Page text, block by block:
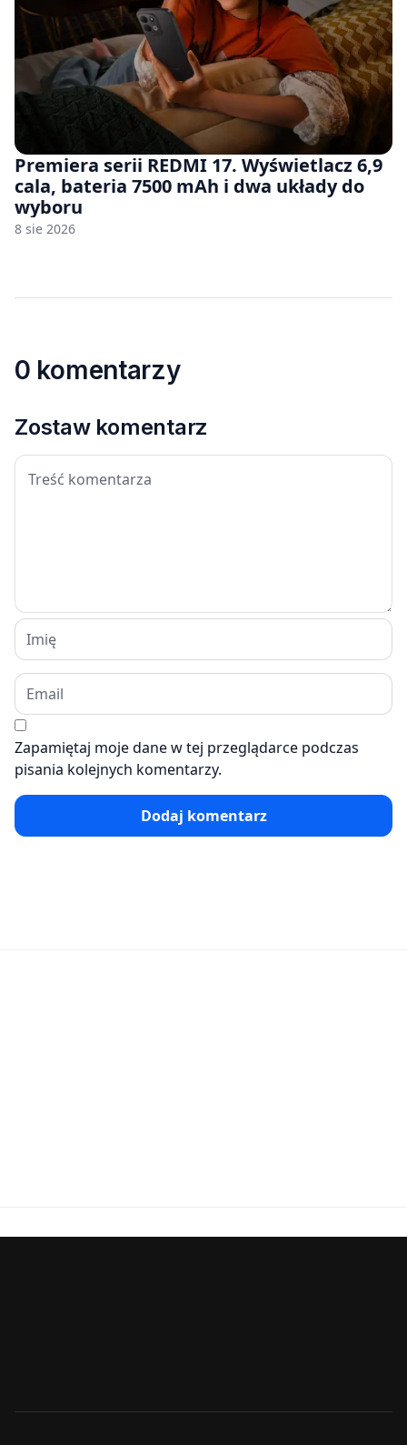
Premiera serii REDMI 17. Wyświetlacz 6,9
cala, bateria 7500 mAh i dwa układy do
wyboru
8 sie 2026
0 komentarzy
Zostaw komentarz
Zapamiętaj moje dane w tej przeglądarce podczas
pisania kolejnych komentarzy.
Dodaj komentarz